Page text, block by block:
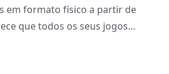
em formato físico a partir de
que todos os seus jogos
que desde